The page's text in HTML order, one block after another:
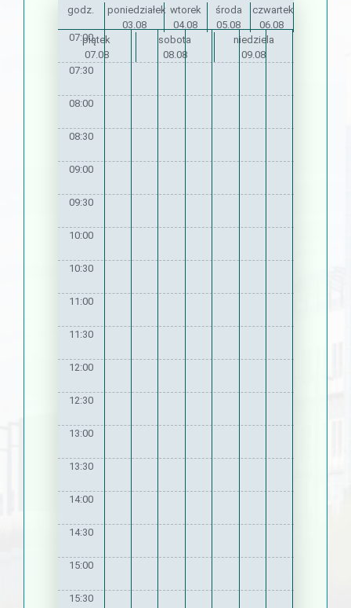
godz.
poniedziałek
03.08
wtorek
04.08
środa
05.08
czwartek
06.08
piątek
07.08
sobota
08.08
niedziela
09.08
07:00
07:30
08:00
08:30
09:00
09:30
10:00
10:30
11:00
11:30
12:00
12:30
13:00
13:30
14:00
14:30
15:00
15:30